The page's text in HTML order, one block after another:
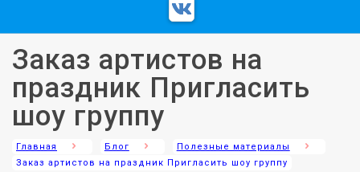
Заказ артистов на
праздник Пригласить
шоу группу
Главная Блог
Полезные материалы
Заказ артистов на праздник Пригласить шоу группу